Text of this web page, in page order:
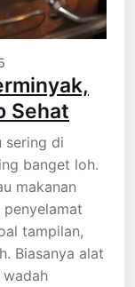
Sehat
sering di
banget loh.
makanan
tampilan,
Biasanya alat